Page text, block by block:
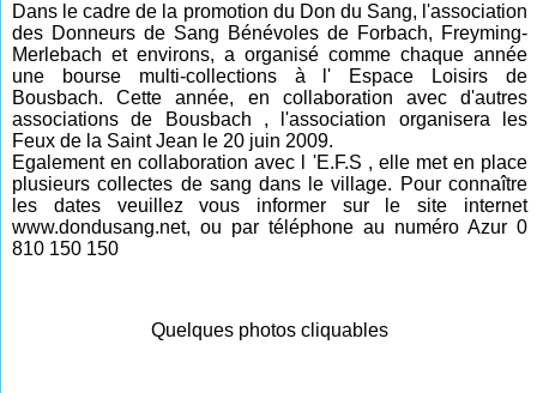
Dans le cadre de la promotion du Don du Sang, l'association
des Donneurs de Sang Bénévoles de Forbach, Freyming-
Merlebach et environs, a organisé comme chaque année
une bourse multi-collections à l' Espace Loisirs de
Bousbach. Cette année, en collaboration avec d'autres
associations de Bousbach , l'association organisera les
Feux de la Saint Jean le 20 juin 2009.
Egalement en collaboration avec l 'E.F.S , elle met en place
plusieurs collectes de sang dans le village. Pour connaître
les dates veuillez vous informer sur le site internet
www.dondusang.net, ou par téléphone au numéro Azur 0
810 150 150
Quelques photos cliquables